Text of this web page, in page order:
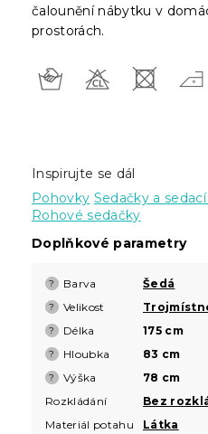
čalounění nábytku v
prostorách.
Inspirujte se dál
Pohovky Sedačky a
Rohové sedačky
Doplňkové parametry
? Barva Šedá
? Velikost
? Délka 175 cm
? Hloubka 83 cm
? Výška
78 cm
Rozkládání
Bez
Materiál potahu
Látka